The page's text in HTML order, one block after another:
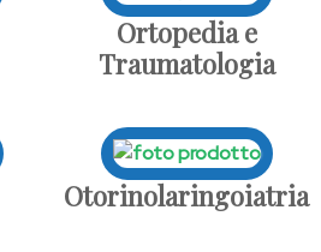
Ortopedia e
Traumatologia
Otorinolaringoiatria